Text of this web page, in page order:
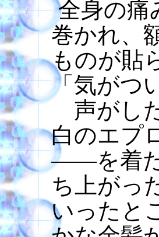
全身の痛
巻かれ、
ものが貼
「気がつ
声がし
白のエプ
――を着た
ち上がっ
いったと